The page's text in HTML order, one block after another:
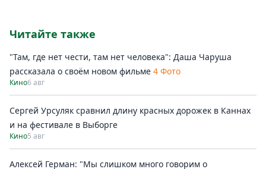
Читайте также
"Там, где нет чести, там нет человека": Даша Чаруша
рассказала о своём новом фильме 4 Фото
Кино6 авг
Сергей Урсуляк сравнил длину красных дорожек в Каннах
и на фестивале в Выборге
Кино5 авг
Алексей Герман: "Мы слишком много говорим о